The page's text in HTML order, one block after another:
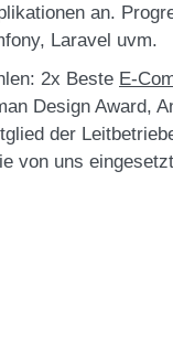
an.
Laravel uvm.
2x Beste E-
Design Award,
der
von uns